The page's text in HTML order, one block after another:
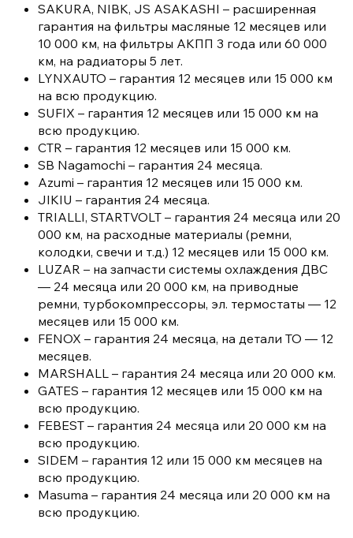
SAKURA, NIBK, JS ASAKASHI – расширенная
гарантия на фильтры масляные 12 месяцев или
10 000 км, на фильтры АКПП 3 года или 60 000
км, на радиаторы 5 лет.
LYNXAUTO – гарантия 12 месяцев или 15 000 км
на всю продукцию.
SUFIX – гарантия 12 месяцев или 15 000 км на
всю продукцию.
CTR – гарантия 12 месяцев или 15 000 км.
SB Nagamochi – гарантия 24 месяца.
Azumi – гарантия 12 месяцев или 15 000 км.
JIKIU – гарантия 24 месяца.
TRIALLI, STARTVOLT – гарантия 24 месяца или 20
000 км, на расходные материалы (ремни,
колодки, свечи и т.д.) 12 месяцев или 15 000 км.
LUZAR – на запчасти системы охлаждения ДВС
— 24 месяца или 20 000 км, на приводные
ремни, турбокомпрессоры, эл. термостаты — 12
месяцев или 15 000 км.
FENOX – гарантия 24 месяца, на детали ТО — 12
месяцев.
MARSHALL – гарантия 24 месяца или 20 000 км.
GATES – гарантия 12 месяцев или 15 000 км на
всю продукцию.
FEBEST – гарантия 24 месяца или 20 000 км на
всю продукцию.
SIDEM – гарантия 12 или 15 000 км месяцев на
всю продукцию.
Masuma – гарантия 24 месяца или 20 000 км на
всю продукцию.